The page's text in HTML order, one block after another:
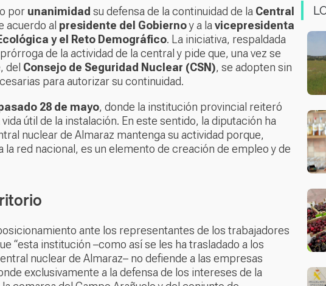
por unanimidad su defensa de la continuidad de la Central
acuerdo al presidente del Gobiernoy a lavicepresidenta
y el Reto Demográfico. La iniciativa, respaldada
de la actividad de la central y pide que, una vez se
del Consejo de Seguridad Nuclear (CSN), se adopten sin
para autorizar su continuidad.
28 de mayo, donde la institución provincial reiteró
útil de la instalación. En este sentido, la diputación ha
nuclear de Almaraz mantenga su actividad porque,
red nacional, es un elemento de creación de empleo y de
ante los representantes de los trabajadores
“esta institución –como así se les ha trasladado a los
nuclear de Almaraz– no defiende a las empresas
exclusivamente a la defensa de los intereses de la